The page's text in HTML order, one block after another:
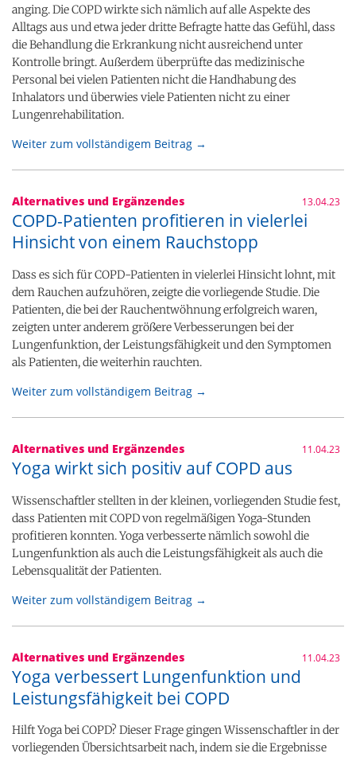
anging. Die COPD wirkte sich nämlich auf alle Aspekte des
Alltags aus und etwa jeder dritte Befragte hatte das Gefühl, dass
die Behandlung die Erkrankung nicht ausreichend unter
Kontrolle bringt. Außerdem überprüfte das medizinische
Personal bei vielen Patienten nicht die Handhabung des
Inhalators und überwies viele Patienten nicht zu einer
Lungenrehabilitation.
Weiter zum vollständigem Beitrag →
Alternatives und Ergänzendes 13.04.23
COPD-Patienten profitieren in vielerlei
Hinsicht von einem Rauchstopp
Dass es sich für COPD-Patienten in vielerlei Hinsicht lohnt, mit
dem Rauchen aufzuhören, zeigte die vorliegende Studie. Die
Patienten, die bei der Rauchentwöhnung erfolgreich waren,
zeigten unter anderem größere Verbesserungen bei der
Lungenfunktion, der Leistungsfähigkeit und den Symptomen
als Patienten, die weiterhin rauchten.
Weiter zum vollständigem Beitrag →
Alternatives und Ergänzendes 11.04.23
Yoga wirkt sich positiv auf COPD aus
Wissenschaftler stellten in der kleinen, vorliegenden Studie fest,
dass Patienten mit COPD von regelmäßigen Yoga-Stunden
profitieren konnten. Yoga verbesserte nämlich sowohl die
Lungenfunktion als auch die Leistungsfähigkeit als auch die
Lebensqualität der Patienten.
Weiter zum vollständigem Beitrag →
Alternatives und Ergänzendes 11.04.23
Yoga verbessert Lungenfunktion und
Leistungsfähigkeit bei COPD
Hilft Yoga bei COPD? Dieser Frage gingen Wissenschaftler in der
vorliegenden Übersichtsarbeit nach, indem sie die Ergebnisse